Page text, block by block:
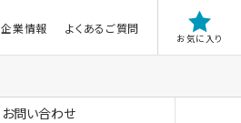
企業情報 よくあるご質問
お気に入り
お問い合わせ